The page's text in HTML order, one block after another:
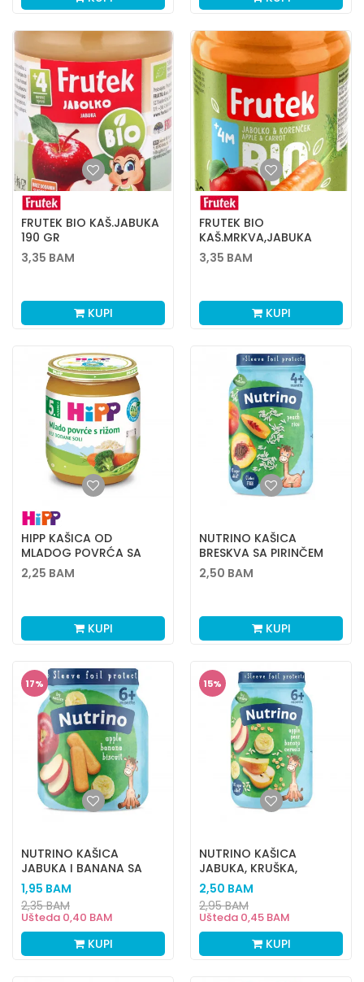
FRUTEK BIO KAŠ.JABUKA
190 GR
3,35 BAM
KUPI
FRUTEK BIO
KAŠ.MRKVA,JABUKA
190G
3,35 BAM
KUPI
HIPP KAŠICA OD
MLADOG POVRĆA SA
INTEGRALNIM PIRINČEM
125GR
2,25 BAM
KUPI
NUTRINO KAŠICA
BRESKVA SA PIRINČEM
190G
2,50 BAM
KUPI
17%
NUTRINO KAŠICA
JABUKA I BANANA SA
KEKSOM 125G
1,95 BAM
Ušteda 0,40 BAM
2,35BAM
KUPI
15%
NUTRINO KAŠICA
JABUKA, KRUŠKA,
BANANA SA ŽITARICAMA
190G
2,50 BAM
Ušteda 0,45 BAM
2,95BAM
KUPI